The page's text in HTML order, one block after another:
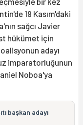
19 Kasım'daki
sağcı Javier
hükümet için
adayı
imparatorluğunun
Noboa'ya
başkan adayı